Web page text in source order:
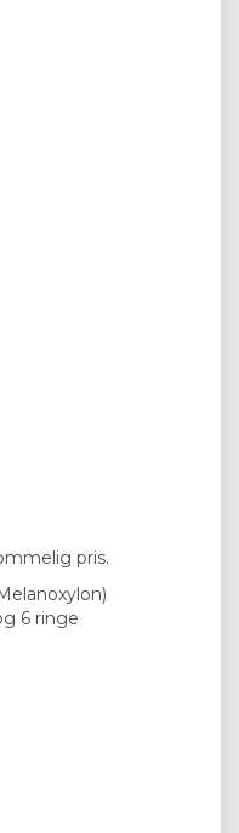
pris.
6 ringe